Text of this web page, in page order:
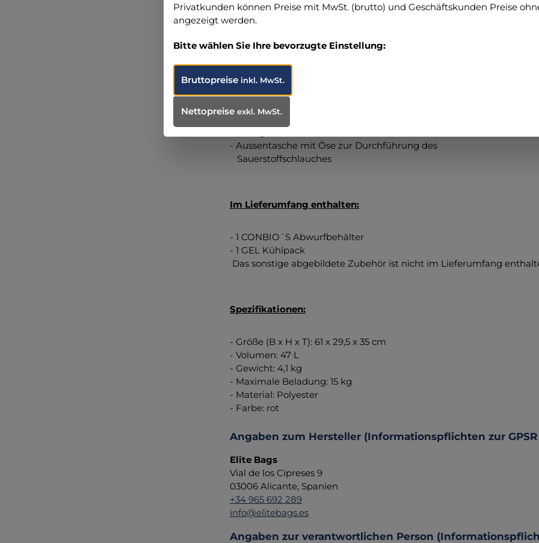
- je 4 Innentaschen mit Sichtfenster
- 2 RV-Fächer
- weitere Elastikschlaufen
- Deckel-Aussenfach mit:
- DIN A5 Schreibbrett
- Sicherheits-Reflexstreifen
- hochfeste Transportösen
- abnhembarer, gepolsterter Schultertragegurt
- Aussentasche mit Öse zur Durchführung des
Sauerstoffschlauches
Im Lieferumfang enthalten:
- 1 CONBIO´S Abwurfbehälter
- 1 GEL Kühlpack
Das sonstige abgebildete Zubehör ist nicht im Lieferumfang
Spezifikationen:
- Größe (B x H x T): 61 x 29,5 x 35 cm
- Volumen: 47 L
- Gewicht: 4,1 kg
- Maximale Beladung: 15 kg
- Material: Polyester
- Farbe: rot
Angaben zum Hersteller (Informationspflichten zur
Elite Bags
Vial de los Cipreses 9
03006 Alicante, Spanien
+34 965 692 289
info@elitebags.es
Angaben zur verantwortlichen Person
Privatkunden können Preise mit MwSt. (brutto) und Geschäftskunden Preise
angezeigt werden.
Bitte wählen Sie Ihre bevorzugte Einstellung:
Bruttopreise inkl. MwSt.
Nettopreise exkl. MwSt.